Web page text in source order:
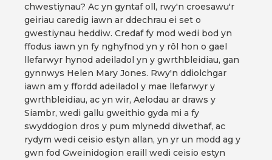
chwestiynau? Ac yn gyntaf oll, rwy'n croesawu'r
geiriau caredig iawn ar ddechrau ei set o
gwestiynau heddiw. Credaf fy mod wedi bod yn
ffodus iawn yn fy nghyfnod yn y rôl hon o gael
llefarwyr hynod adeiladol yn y gwrthbleidiau, gan
gynnwys Helen Mary Jones. Rwy'n ddiolchgar
iawn am y ffordd adeiladol y mae llefarwyr y
gwrthbleidiau, ac yn wir, Aelodau ar draws y
Siambr, wedi gallu gweithio gyda mi a fy
swyddogion dros y pum mlynedd diwethaf, ac
rydym wedi ceisio estyn allan, yn yr un modd ag y
gwn fod Gweinidogion eraill wedi ceisio estyn